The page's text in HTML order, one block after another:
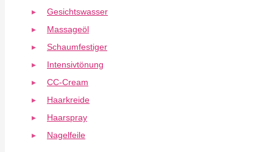
Gesichtswasser
Massageöl
Schaumfestiger
Intensivtönung
CC-Cream
Haarkreide
Haarspray
Nagelfeile